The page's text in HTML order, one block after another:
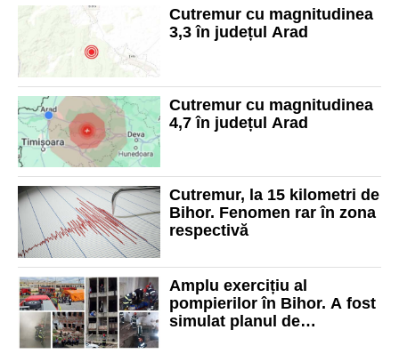
Cutremur cu magnitudinea
3,3 în județul Arad
Cutremur cu magnitudinea
4,7 în județul Arad
Cutremur, la 15 kilometri de
Bihor. Fenomen rar în zona
respectivă
Amplu exercițiu al
pompierilor în Bihor. A fost
simulat planul de